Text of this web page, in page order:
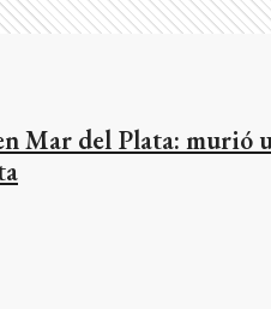
Mar del Plata: murió